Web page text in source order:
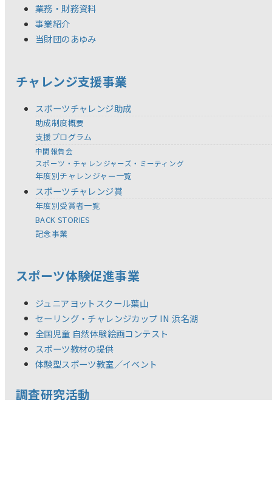
業務・財務資料
事業紹介
当財団のあゆみ
チャレンジ支援事業
スポーツチャレンジ助成
助成制度概要
支援プログラム
中間報告会
スポーツ・チャレンジャーズ・ミーティング
年度別チャレンジャー一覧
スポーツチャレンジ賞
年度別受賞者一覧
BACK STORIES
記念事業
スポーツ体験促進事業
ジュニアヨットスクール葉山
セーリング・チャレンジカップ IN 浜名湖
全国児童 自然体験絵画コンテスト
スポーツ教材の提供
体験型スポーツ教室／イベント
調査研究活動